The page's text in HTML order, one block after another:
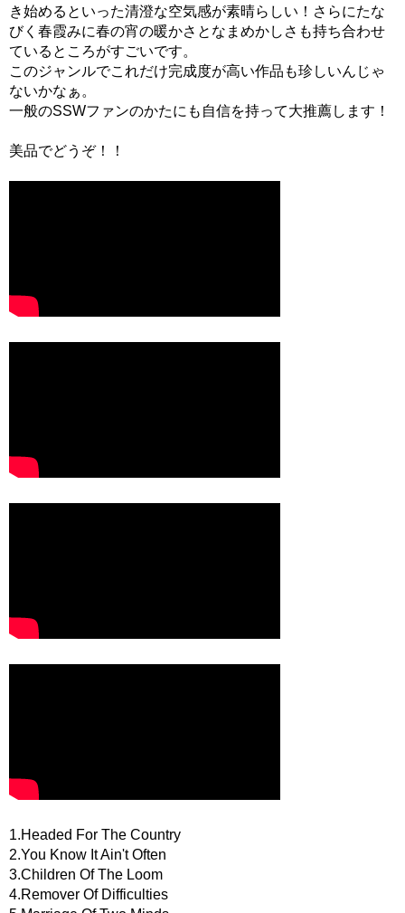
き始めるといった清澄な空気感が素晴らしい！さらにたな
びく春霞みに春の宵の暖かさとなまめかしさも持ち合わせ
ているところがすごいです。
このジャンルでこれだけ完成度が高い作品も珍しいんじゃ
ないかなぁ。
一般のSSWファンのかたにも自信を持って大推薦します！
美品でどうぞ！！
1.Headed For The Country
2.You Know It Ain't Often
3.Children Of The Loom
4.Remover Of Difficulties